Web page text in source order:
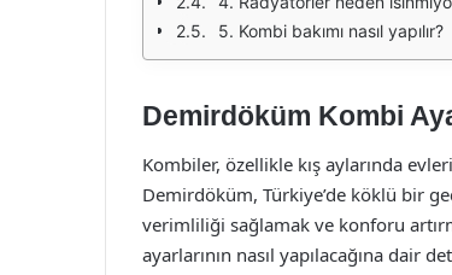
5. Kombi bakımı nasıl yapılır?
Demirdöküm Kombi
Kombiler, özellikle kış aylarında
Demirdöküm, Türkiye’de köklü bir
verimliliği sağlamak ve konforu
ayarlarının nasıl yapılacağına dair